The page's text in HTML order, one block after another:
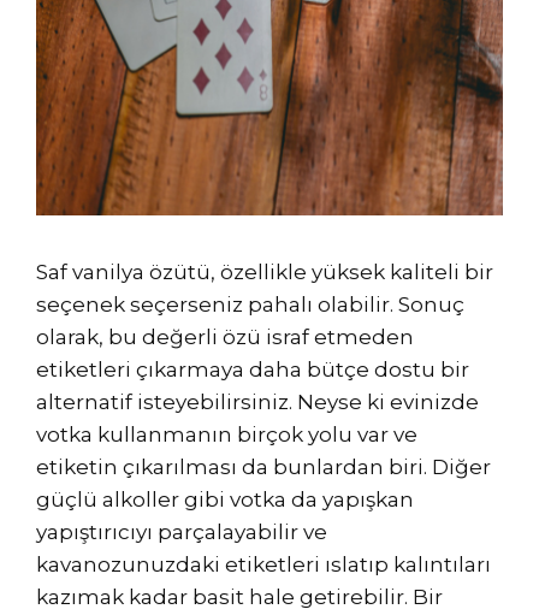
Saf vanilya özütü, özellikle yüksek kaliteli bir
seçenek seçerseniz pahalı olabilir. Sonuç
olarak, bu değerli özü israf etmeden
etiketleri çıkarmaya daha bütçe dostu bir
alternatif isteyebilirsiniz. Neyse ki evinizde
votka kullanmanın birçok yolu var ve
etiketin çıkarılması da bunlardan biri. Diğer
güçlü alkoller gibi votka da yapışkan
yapıştırıcıyı parçalayabilir ve
kavanozunuzdaki etiketleri ıslatıp kalıntıları
kazımak kadar basit hale getirebilir. Bir